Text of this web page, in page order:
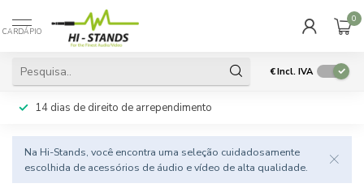
CARDÁPIO
0
€Incl. IVA
14 dias de direito de arrependimento
Na Hi-Stands, você encontra uma seleção cuidadosamente
escolhida de acessórios de áudio e vídeo de alta qualidade.